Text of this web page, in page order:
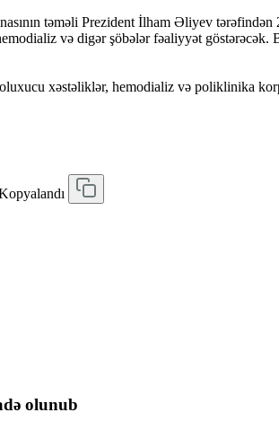
təməli Prezident İlham Əliyev
və digər şöbələr fəaliyyət
xəstəliklər, hemodializ və poliklinika
olunub